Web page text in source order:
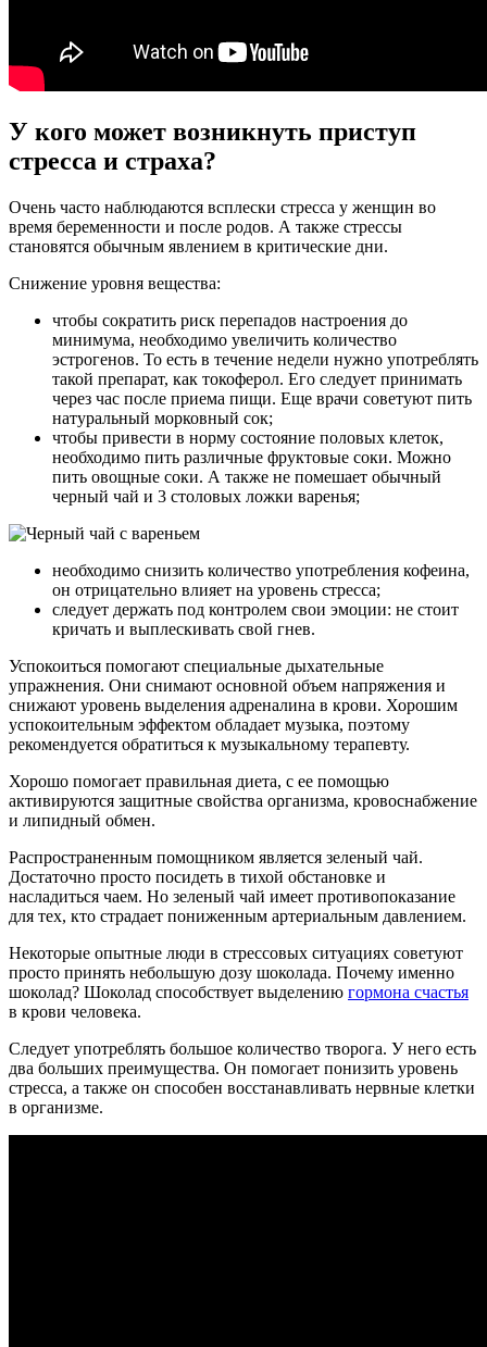
У кого может возникнуть приступ
стресса и страха?
Очень часто наблюдаются всплески стресса у женщин во
время беременности и после родов. А также стрессы
становятся обычным явлением в критические дни.
Снижение уровня вещества:
чтобы сократить риск перепадов настроения до
минимума, необходимо увеличить количество
эстрогенов. То есть в течение недели нужно употреблять
такой препарат, как токоферол. Его следует принимать
через час после приема пищи. Еще врачи советуют пить
натуральный морковный сок;
чтобы привести в норму состояние половых клеток,
необходимо пить различные фруктовые соки. Можно
пить овощные соки. А также не помешает обычный
черный чай и 3 столовых ложки варенья;
необходимо снизить количество употребления кофеина,
он отрицательно влияет на уровень стресса;
следует держать под контролем свои эмоции: не стоит
кричать и выплескивать свой гнев.
Успокоиться помогают специальные дыхательные
упражнения. Они снимают основной объем напряжения и
снижают уровень выделения адреналина в крови. Хорошим
успокоительным эффектом обладает музыка, поэтому
рекомендуется обратиться к музыкальному терапевту.
Хорошо помогает правильная диета, с ее помощью
активируются защитные свойства организма, кровоснабжение
и липидный обмен.
Распространенным помощником является зеленый чай.
Достаточно просто посидеть в тихой обстановке и
насладиться чаем. Но зеленый чай имеет противопоказание
для тех, кто страдает пониженным артериальным давлением.
Некоторые опытные люди в стрессовых ситуациях советуют
просто принять небольшую дозу шоколада. Почему именно
шоколад? Шоколад способствует выделению гормона счастья
в крови человека.
Следует употреблять большое количество творога. У него есть
два больших преимущества. Он помогает понизить уровень
стресса, а также он способен восстанавливать нервные клетки
в организме.